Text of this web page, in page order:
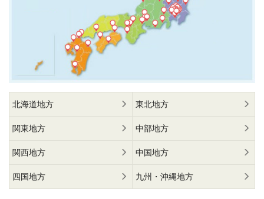
北海道地方 東北地方
関東地方 中部地方
関西地方 中国地方
四国地方 九州・沖縄地方